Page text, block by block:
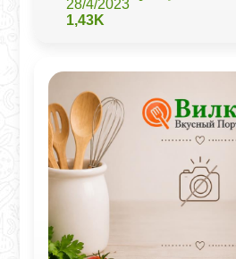
28/4/2023
1,43K